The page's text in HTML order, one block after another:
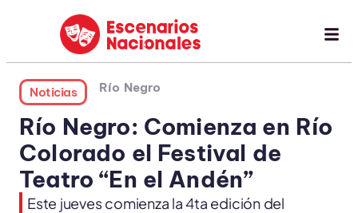
Noticias Río Negro
Río Negro: Comienza en Río
Colorado el Festival de
Teatro “En el Andén”
Este jueves comienza la 4ta edición del